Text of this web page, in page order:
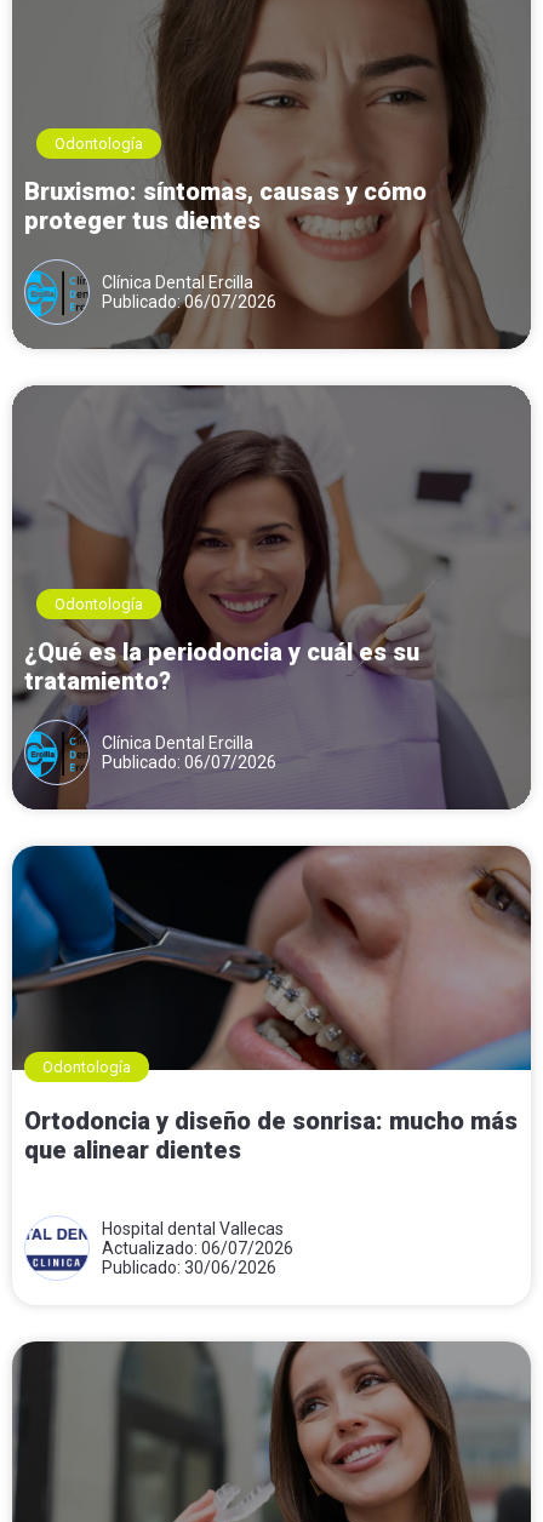
Odontología
Bruxismo: síntomas, causas y cómo
proteger tus dientes
Clínica Dental Ercilla
Publicado: 06/07/2026
Odontología
¿Qué es la periodoncia y cuál es su
tratamiento?
Clínica Dental Ercilla
Publicado: 06/07/2026
Odontología
Ortodoncia y diseño de sonrisa: mucho más
que alinear dientes
Hospital dental Vallecas
Actualizado: 06/07/2026
Publicado: 30/06/2026